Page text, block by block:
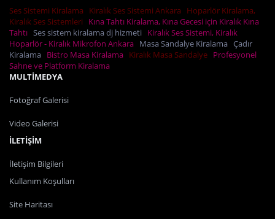
Ses Sistemi Kiralama Kiralık Ses Sistemi Ankara
Hoparlör Kiralama,
Kiralık Ses Sistemleri
Kına Tahtı Kiralama, Kına Gecesi için Kiralık Kına
Tahtı Ses sistem kiralama dj hizmeti Kiralık Ses Sistemi, Kiralık
Hoparlör - Kiralık Mikrofon Ankara Masa Sandalye Kiralama Çadır
Kiralama Bistro Masa Kiralama Kiralık Masa Sandalye Profesyonel
Sahne ve Platform Kiralama
MULTİMEDYA
Fotoğraf Galerisi
Video Galerisi
İLETİŞİM
İletişim Bilgileri
Kullanım Koşulları
Site Haritası